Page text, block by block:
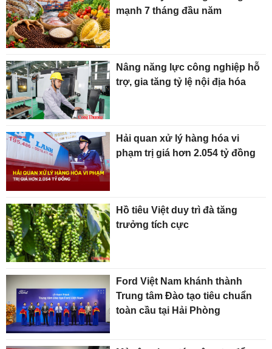
mạnh 7 tháng đầu năm
Nâng năng lực công nghiệp hỗ
trợ, gia tăng tỷ lệ nội địa hóa
Hải quan xử lý hàng hóa vi
phạm trị giá hơn 2.054 tỷ đồng
Hồ tiêu Việt duy trì đà tăng
trưởng tích cực
Ford Việt Nam khánh thành
Trung tâm Đào tạo tiêu chuẩn
toàn cầu tại Hải Phòng